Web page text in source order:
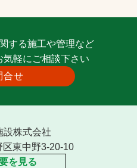
する施工や管理など
気軽にご相談下さい
合せ
設株式会社
東中野3-20-10
を見る